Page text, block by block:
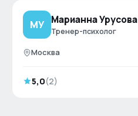
МУ Марианна Урусова
Тренер-психолог
Москва
5,0(2)